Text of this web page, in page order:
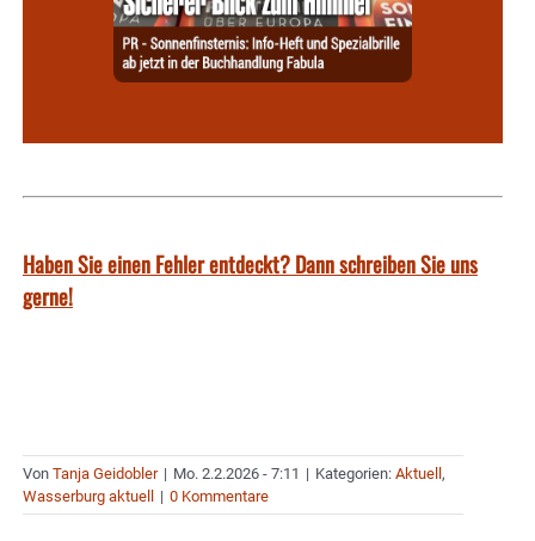
Haben Sie einen Fehler entdeckt? Dann schreiben Sie uns
gerne!
Von Tanja Geidobler | Mo. 2.2.2026 - 7:11 | Kategorien: Aktuell ,
Wasserburg aktuell
| 0 Kommentare